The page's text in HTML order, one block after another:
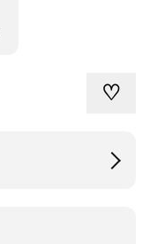
♡